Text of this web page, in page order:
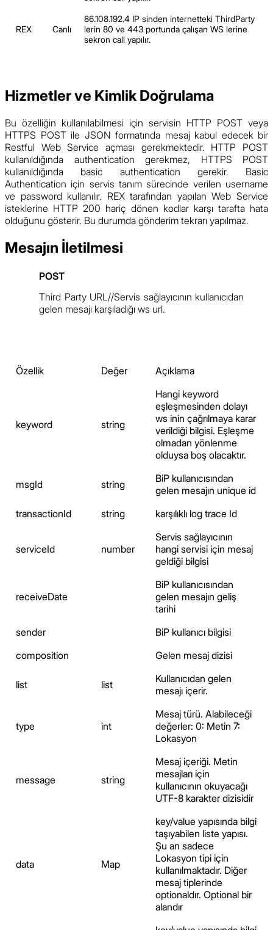
REX Canlı
86.108.192.4 IP sinden internetteki ThirdParty
lerin 80 ve 443 portunda çalışan WS lerine
sekron call yapılır.
Hizmetler ve Kimlik Doğrulama
Bu özelliğin kullanılabilmesi için servisin HTTP POST veya
HTTPS POST ile JSON formatında mesaj kabul edecek bir
Restful Web Service açması gerekmektedir. HTTP POST
kullanıldığında authentication gerekmez, HTTPS POST
kullanıldığında basic authentication gerekir. Basic
Authentication için servis tanım sürecinde verilen username
ve password kullanılır. REX tarafından yapılan Web Service
isteklerine HTTP 200 hariç dönen kodlar karşı tarafta hata
olduğunu gösterir. Bu durumda gönderim tekrarı yapılmaz.
Mesajın İletilmesi
Third Party URL//Servis sağlayıcının kullanıcıdan
gelen mesajı karşıladığı ws url.
Özellik
Değer Açıklama
keyword string
Hangi keyword
eşleşmesinden dolayı
ws inin çağrılmaya karar
verildiği bilgisi. Eşleşme
olmadan yönlenme
olduysa boş olacaktır.
msgId string
BiP kullanıcısından
gelen mesajın unique id
transactionId
string karşılıklı log trace Id
serviceId number
Servis sağlayıcının
hangi servisi için mesaj
geldiği bilgisi
receiveDate
BiP kullanıcısından
gelen mesajın geliş
tarihi
sender
BiP kullanıcı bilgisi
composition
Gelen mesaj dizisi
list list
Kullanıcıdan gelen
mesajı içerir.
type int
Mesaj türü. Alabileceği
değerler: 0: Metin 7:
Lokasyon
message string
Mesaj içeriği. Metin
mesajları için
kullanıcının okuyacağı
UTF-8 karakter dizisidir
data Map
key/value yapısında bilgi
taşıyabilen liste yapısı.
Şu an sadece
Lokasyon tipi için
kullanılmaktadır. Diğer
mesaj tiplerinde
optionaldır. Optional bir
alandır